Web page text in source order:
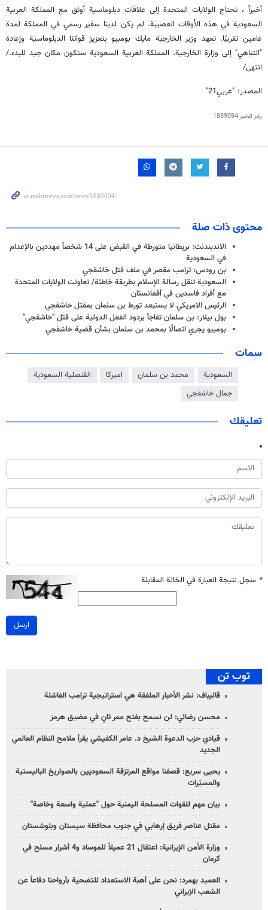
أخيراً ، تحتاج الولايات المتحدة إلى علاقات دبلوماسية أوثق مع المملكة العربية
السعودية في هذه الأوقات العصيبة. لم يكن لدينا سفير رسمي في المملكة لمدة
عامين تقريبًا. تعهد وزير الخارجية مايك بومبيو بتعزيز قواتنا الدبلوماسية وإعادة
"التباهي" إلى وزارة الخارجية. المملكة العربية السعودية ستكون مكان جيد للبدء./
انتهى/
المصدر: "عربي21"
رمز الخبر1889094
محتوى ذات صلة
الاندبندنت: بريطانيا متورطة في القبض على 14 شخصاً مهددين بالإعدام
في السعودية
بن رودس: ترامب مقصر في ملف قتل خاشقجي
السعودية تنقل رسالة الإسلام بطريقة خاطئة/ تعاونت الولايات المتحدة
مع أفراد فاسدين في أفغانستان
الرئيس الامريكي لا يستبعد تورط بن سلمان بمقتل خاشقجي
بول بيلار: بن سلمان تفاجأ بردود الفعل الدولية على قتل "خاشقجي"
بومبيو يجري اتصالًا بمحمد بن سلمان بشأن قضية خاشقجي
سمات
السعودية محمد بن سلمان اميركا
القنصلية السعودية
جمال خاشقجي
تعليقك
* سجل نتيجة العبارة في الخانة المقابلة
ارسل
توب تن
قاليباف: نشر الأخبار الملفقة هي استراتيجية ترامب الفاشلة
محسن رضائي: لن نسمح بفتح ممر ثانٍ في مضيق هرمز
قيادي حزب الدعوة الشيخ د. عامر الكفيشي يقرأ ملامح النظام العالمي
الجديد
يحيى سريع: قصفنا مواقع المرتزقة السعوديين بالصواريخ الباليستية
والمسيّرات
بيان مهم للقوات المسلحة اليمنية حول "عملية واسعة وخاصة"
مقتل عناصر فريق إرهابي في جنوب محافظة سيستان وبلوشستان
وزارة الأمن الإيرانية: اعتقال 21 عميلاً للموساد و4 أشرار مسلح في
كرمان
العميد بهمرد: نحن على أهبة الاستعداد للتضحية بأرواحنا دفاعاً عن
الشعب الإيراني